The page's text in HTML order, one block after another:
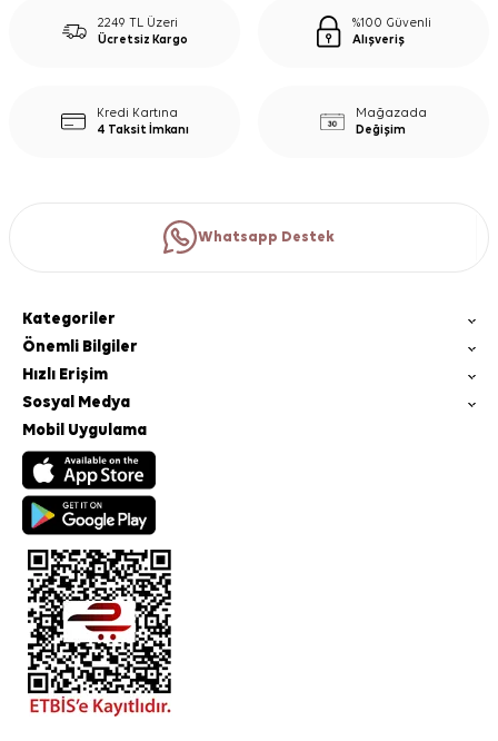
2249 TL Üzeri
Ücretsiz Kargo
%100 Güvenli
Alışveriş
Kredi Kartına
4 Taksit İmkanı
Mağazada
Değişim
Whatsapp Destek
Kategoriler
Önemli Bilgiler
Hızlı Erişim
Sosyal Medya
Mobil Uygulama